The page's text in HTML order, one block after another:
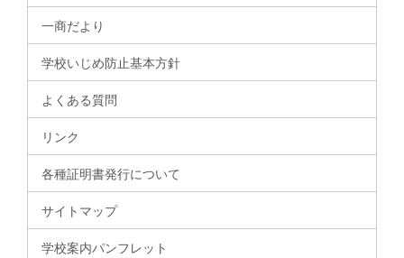
一商だより
学校いじめ防止基本方針
よくある質問
リンク
各種証明書発行について
サイトマップ
学校案内パンフレット